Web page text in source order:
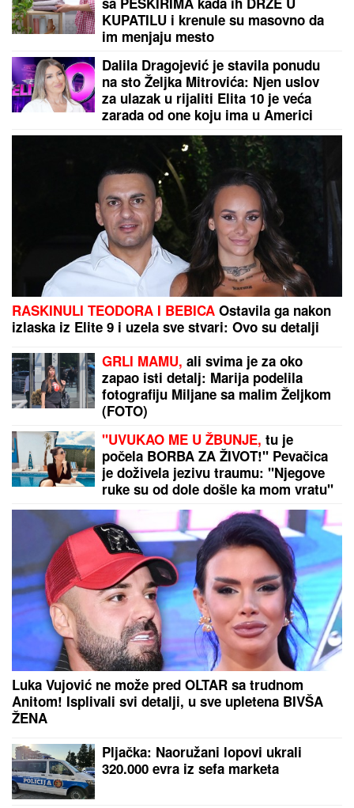
KUPATILU i krenule su masovno da
im menjaju mesto
Dalila Dragojević je stavila ponudu
na sto Željka Mitrovića: Njen uslov
za ulazak u rijaliti Elita 10 je veća
zarada od one koju ima u Americi
RASKINULI TEODORA I BEBICA Ostavila ga nakon
izlaska iz Elite 9 i uzela sve stvari: Ovo su detalji
GRLI MAMU, ali svima je za oko
zapao isti detalj: Marija podelila
fotografiju Miljane sa malim Željkom
(FOTO)
"UVUKAO ME U ŽBUNJE, tu je
počela BORBA ZA ŽIVOT!" Pevačica
je doživela jezivu traumu: "Njegove
ruke su od dole došle ka mom vratu"
Luka Vujović ne može pred OLTAR sa trudnom
Anitom! Isplivali svi detalji, u sve upletena BIVŠA
ŽENA
Pljačka: Naoružani lopovi ukrali
320.000 evra iz sefa marketa